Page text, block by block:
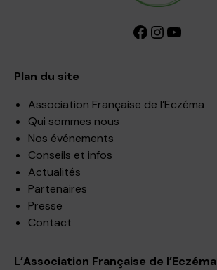
Facebook InstagramYouTube
Plan du site
Association Française de l’Eczéma
Qui sommes nous
Nos événements
Conseils et infos
Actualités
Partenaires
Presse
Contact
L’Association Française de l’Eczéma